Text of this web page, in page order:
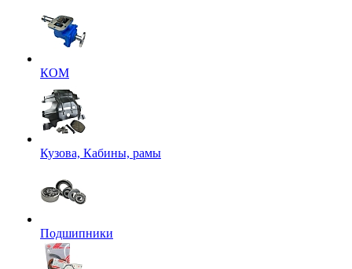
КОМ
Кузова, Кабины, рамы
Подшипники